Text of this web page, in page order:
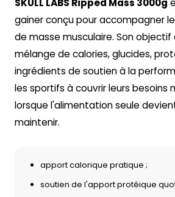
gainer conçu pour accompagner
de masse musculaire. Son
mélange de calories, glucides,
ingrédients de soutien à la
les sportifs à couvrir leurs besoins
lorsque l'alimentation seule
maintenir.
apport calorique pratique ;
soutien de l'apport protéique